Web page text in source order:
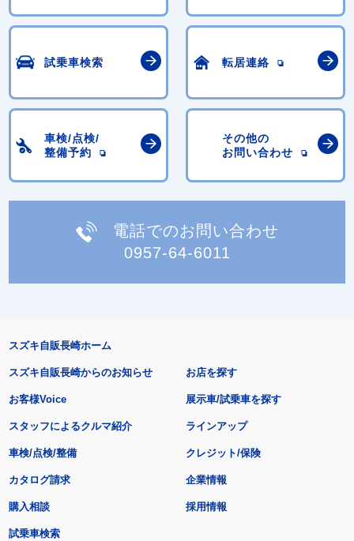
試乗車検索 転居連絡
車検/点検/
整備予約
その他の
お問い合わせ
電話でのお問い合わせ
0957-64-6011
スズキ自販長崎ホーム
スズキ自販長崎からのお知らせ
お客様Voice
スタッフによるクルマ紹介
お店を探す
展示車/試乗車を探す
ラインアップ
車検/点検/整備 クレジット/保険
カタログ請求
購入相談
試乗車検索
企業情報
採用情報